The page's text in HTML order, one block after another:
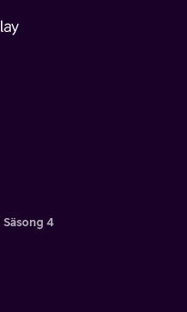
Säsong 4